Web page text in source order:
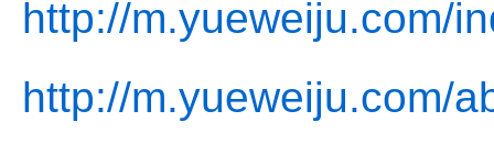
http://m.yueweiju.com/
http://m.yueweiju.com/